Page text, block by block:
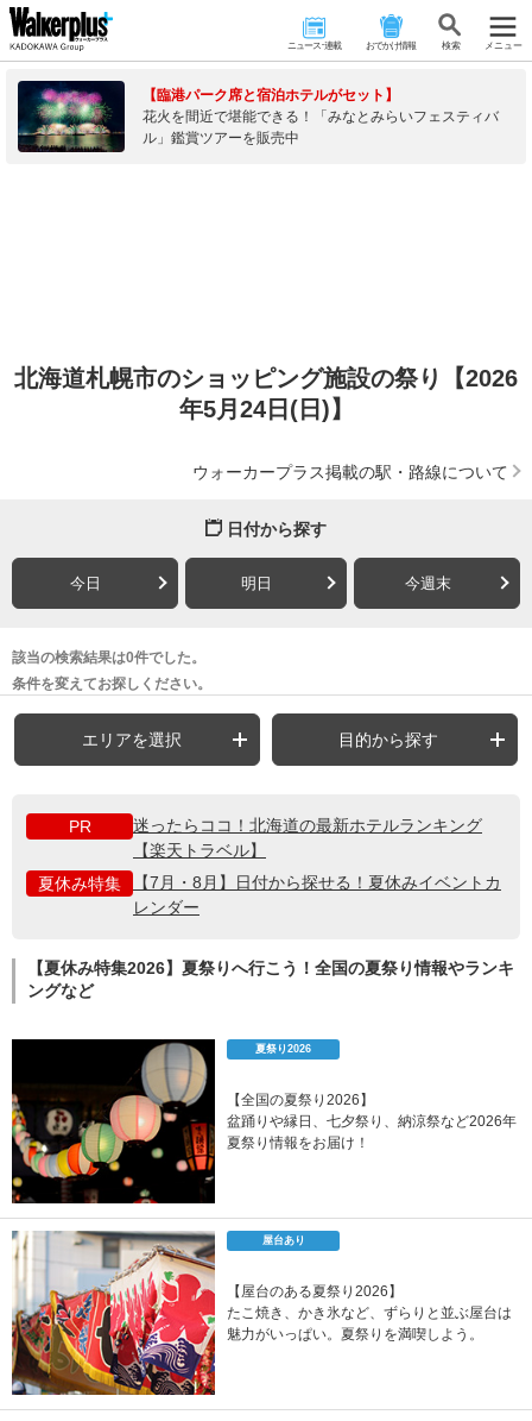
ニュース･連載 おでかけ情報 検 索 メニュー
【臨港パーク席と宿泊ホテルがセット】
花火を間近で堪能できる！「みなとみらいフェスティバ
ル」鑑賞ツアーを販売中
北海道札幌市のショッピング施設の祭り【2026
年5月24日(日)】
ウォーカープラス掲載の駅・路線について
日付から探す
今日 明日 今週末
該当の検索結果は0件でした。
条件を変えてお探しください。
エリアを選択 目的から探す
PR
迷ったらココ！北海道の最新ホテルランキング
【楽天トラベル】
夏休み特集
【7月・8月】日付から探せる！夏休みイベントカ
レンダー
【夏休み特集2026】夏祭りへ行こう！全国の夏祭り情報やランキ
ングなど
夏祭り2026
【全国の夏祭り2026】
盆踊りや縁日、七夕祭り、納涼祭など2026年
夏祭り情報をお届け！
屋台あり
【屋台のある夏祭り2026】
たこ焼き、かき氷など、ずらりと並ぶ屋台は
魅力がいっぱい。夏祭りを満喫しよう。